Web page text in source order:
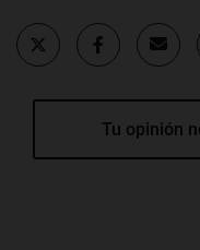
Tu opinión